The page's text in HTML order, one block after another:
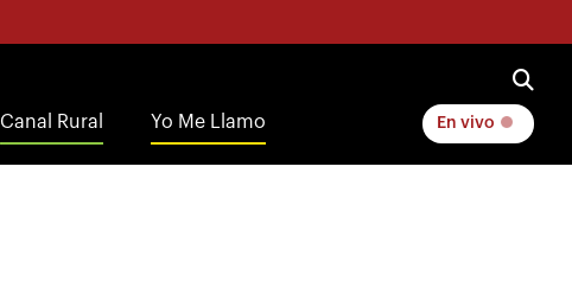
Canal Rural Yo Me Llamo En vivo